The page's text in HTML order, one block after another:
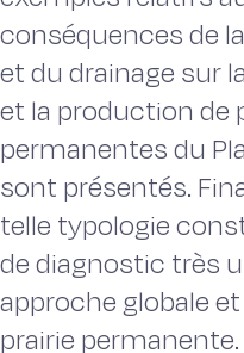
conséquences de
et du drainage sur
et la production de
permanentes du
sont présentés.
telle typologie
de diagnostic très
approche globale
prairie